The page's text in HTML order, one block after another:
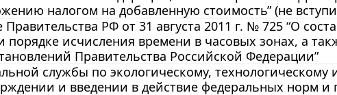
налогом на добавленную стоимость” (не
Правительства РФ от 31 августа 2011 г. № 725 “О
порядке исчисления времени в часовых зонах, а
Правительства Российской Федерации”
службы по экологическому, технологическому
и введении в действие федеральных норм и